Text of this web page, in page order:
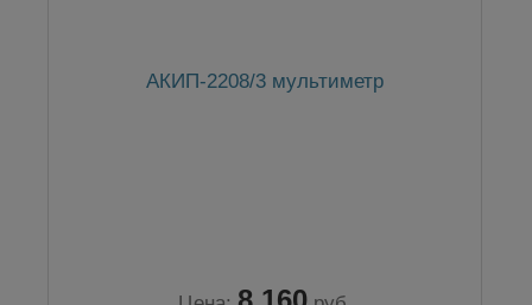
АКИП-2208/3 мультиметр